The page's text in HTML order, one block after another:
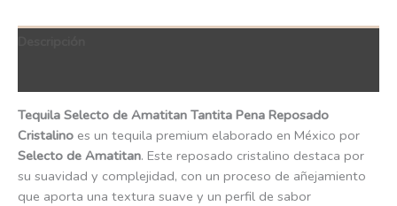
Tequila Selecto de Amatitan Tantita Pena Reposado
Cristalino es un tequila premium elaborado en México por
Selecto de Amatitan. Este reposado cristalino destaca por
su suavidad y complejidad, con un proceso de añejamiento
que aporta una textura suave y un perfil de sabor